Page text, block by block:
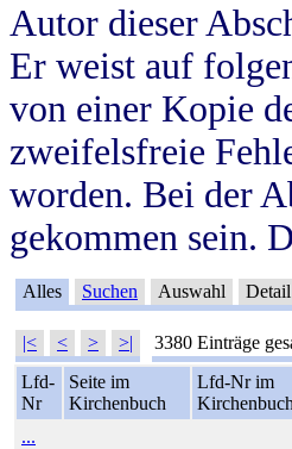
Autor dieser
Er weist auf
von einer Kopie
zweifelsfreie
worden. Bei der
gekommen sein.
Alles Suchen Auswahl Detail
|< < > >| 3380 Einträge
Lfd-
Nr
Seite im
Kirchenbuch
Lfd-Nr im
Kirchenbuch
...